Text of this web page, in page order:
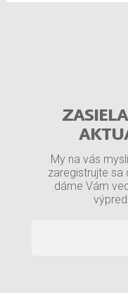
My na vás
zaregistrujte sa
dáme Vám